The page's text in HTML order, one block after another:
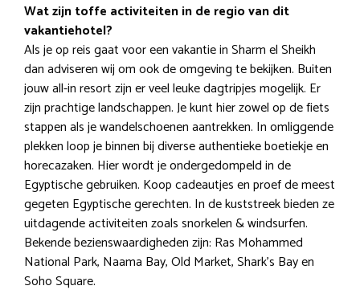
Wat zijn toffe activiteiten in de regio van dit
vakantiehotel?
Als je op reis gaat voor een vakantie in Sharm el Sheikh
dan adviseren wij om ook de omgeving te bekijken. Buiten
jouw all-in resort zijn er veel leuke dagtripjes mogelijk. Er
zijn prachtige landschappen. Je kunt hier zowel op de fiets
stappen als je wandelschoenen aantrekken. In omliggende
plekken loop je binnen bij diverse authentieke boetiekje en
horecazaken. Hier wordt je ondergedompeld in de
Egyptische gebruiken. Koop cadeautjes en proef de meest
gegeten Egyptische gerechten. In de kuststreek bieden ze
uitdagende activiteiten zoals snorkelen & windsurfen.
Bekende bezienswaardigheden zijn: Ras Mohammed
National Park, Naama Bay, Old Market, Shark’s Bay en
Soho Square.